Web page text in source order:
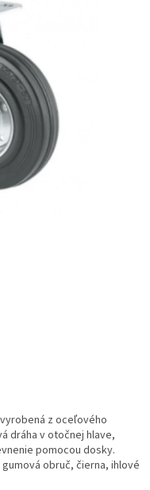
z oceľového
dráha v otočnej hlave,
pomocou dosky.
obruč, čierna, ihlové